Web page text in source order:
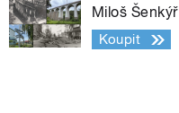
Miloš Šenkýř
Koupit